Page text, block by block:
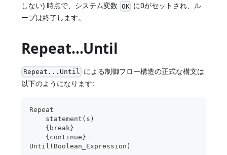
しない) 時点で、システム変数 OK に0がセットされ、ル
ープは終了します。
Repeat...Until
Repeat...Until による制御フロー構造の正式な構文は
以下のようになります:
Repeat
    statement(s)
    {break}
    {continue}
Until(Boolean_Expression)